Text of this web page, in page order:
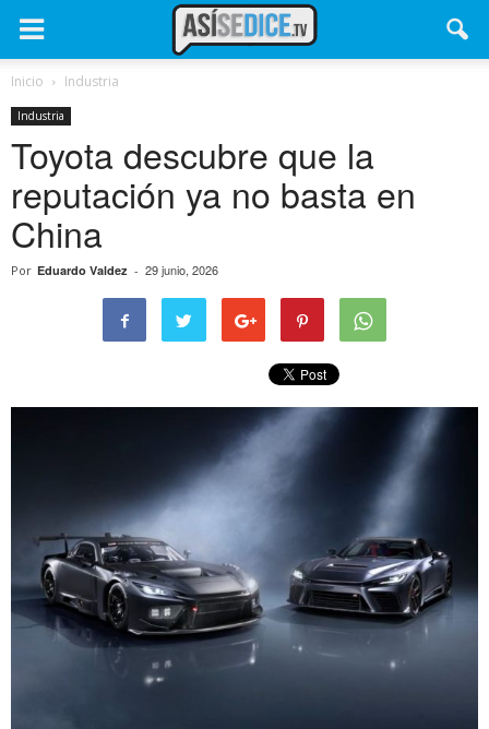
Inicio Industria
Industria
Toyota descubre que la
reputación ya no basta en
China
Por Eduardo Valdez - 29 junio, 2026